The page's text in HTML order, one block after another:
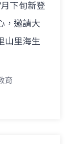
下旬新登
，邀請大
山里海生
育